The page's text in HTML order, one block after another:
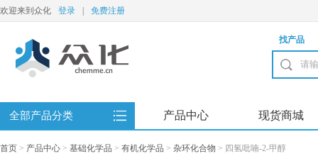
欢迎来到众化 登录 免费注册
找产品
全部产品分类 产品中心 现货商城
首页 > 产品中心 > 基础化学品 > 有机化学品 > 杂环化合物 > 四氢吡喃-2-甲醇